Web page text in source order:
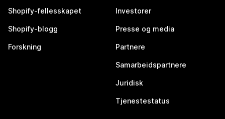
Shopify-fellesskapet
Shopify-blogg
Forskning
Investorer
Presse og media
Partnere
Samarbeidspartnere
Juridisk
Tjenestestatus